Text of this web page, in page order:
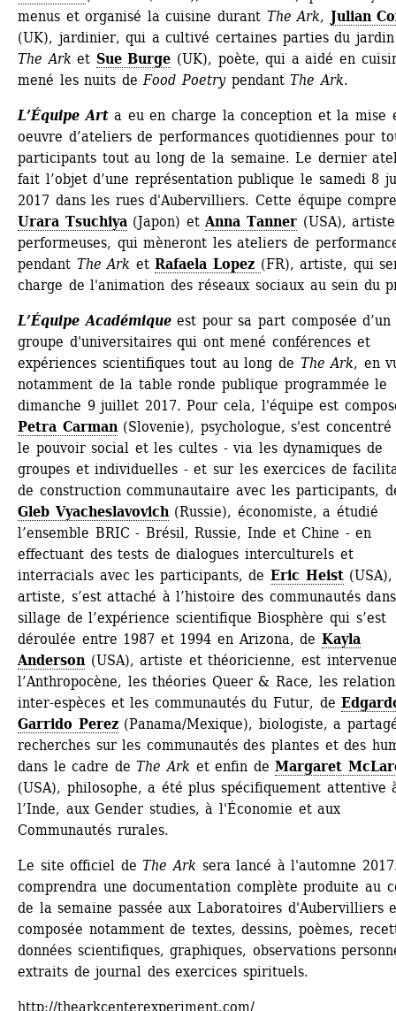
menus et organisé la cuisine durant The Ark, Julian
(UK), jardinier, qui a cultivé certaines parties du
The Ark et Sue Burge (UK), poète, qui a aidé en
mené les nuits de Food Poetrypendant The Ark.
L’Équipe Arta eu en charge la conception et la mise
oeuvre d’ateliers de performances quotidiennes pour
participants tout au long de la semaine. Le dernier
fait l’objet d’une représentation publique le samedi 8
2017 dans les rues d'Aubervilliers. Cette équipe
Urara Tsuchiya (Japon) et Anna Tanner (USA),
performeuses, qui mèneront les ateliers de
pendant The Ark et Rafaela Lopez (FR), artiste, qui
charge de l'animation des réseaux sociaux au sein du
L’Équipe Académiqueest pour sa part composée d’un
groupe d'universitaires qui ont mené conférences et
expériences scientifiques tout au long de The Ark, en
notamment de la table ronde publique programmée le
dimanche 9 juillet 2017. Pour cela, l'équipe est
Petra Carman (Slovenie), psychologue, s'est concentré
le pouvoir social et les cultes - via les dynamiques de
groupes et individuelles - et sur les exercices de
de construction communautaire avec les participants,
Gleb Vyacheslavovich (Russie), économiste, a étudié
l’ensemble BRIC - Brésil, Russie, Inde et Chine - en
effectuant des tests de dialogues interculturels et
interracials avec les participants, de Eric Heist(USA),
artiste, s’est attaché à l’histoire des communautés
sillage de l’expérience scientifique Biosphère qui s’est
déroulée entre 1987 et 1994 en Arizona, de Kayla
Anderson (USA), artiste et théoricienne, est
l’Anthropocène, les théories Queer & Race, les
inter-espèces et les communautés du Futur, de
Garrido Perez(Panama/Mexique), biologiste, a
recherches sur les communautés des plantes et des
dans le cadre de The Ark et enfin de Margaret
(USA), philosophe, a été plus spécifiquement attentive
l’Inde, aux Gender studies, à l'Économie et aux
Communautés rurales.
Le site officiel de The Ark sera lancé à l'automne
comprendra une documentation complète produite au
de la semaine passée aux Laboratoires d'Aubervilliers
composée notamment de textes, dessins, poèmes,
données scientifiques, graphiques, observations
extraits de journal des exercices spirituels.
http://thearkcenterexperiment.com/